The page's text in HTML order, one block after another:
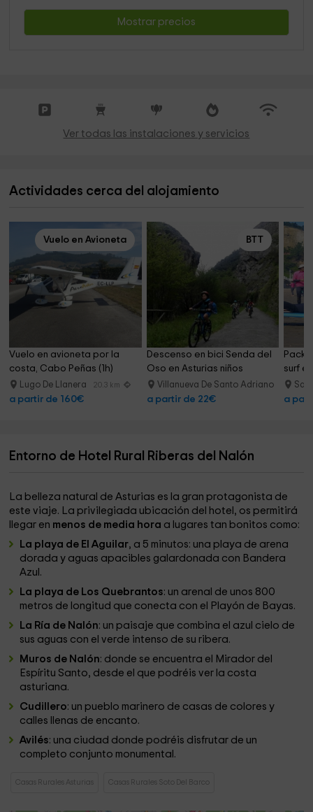
Mostrar precios
Ver todas las instalaciones y servicios
Actividades cerca del alojamiento
Vuelo en Avioneta
Vuelo en avioneta por la
costa, Cabo Peñas (1h)
Lugo De Llanera 20.3 km
a partir de 160€
BTT
Descenso en bici Senda del
Oso en Asturias niños
Villanueva De Santo Adriano 26.9 km
a partir de 22€
Pack
surf
a
Entorno de Hotel Rural Riberas del Nalón
La belleza natural de Asturias es la gran protagonista de
este viaje. La privilegiada ubicación del hotel, os permitirá
llegar en menos de media hora a lugares tan bonitos como:
La playa de El Aguilar, a 5 minutos: una playa de arena
dorada y aguas apacibles galardonada con Bandera
Azul.
La playa de Los Quebrantos: un arenal de unos 800
metros de longitud que conecta con el Playón de Bayas.
La Ría de Nalón: un paisaje que combina el azul cielo de
sus aguas con el verde intenso de su ribera.
Muros de Nalón: donde se encuentra el Mirador del
Espíritu Santo, desde el que podréis ver la costa
asturiana.
Cudillero: un pueblo marinero de casas de colores y
calles llenas de encanto.
Avilés: una ciudad donde podréis disfrutar de un
completo conjunto monumental.
Casas Rurales Asturias Casas Rurales Soto Del Barco